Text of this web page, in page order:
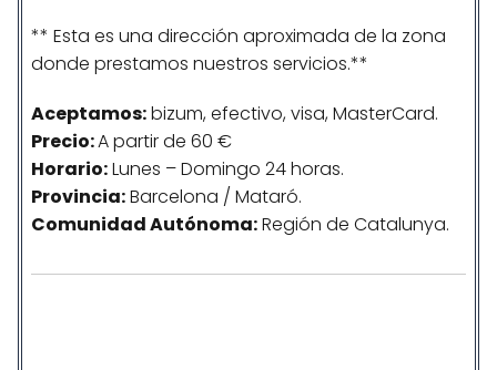
** Esta es una dirección aproximada de la zona
donde prestamos nuestros servicios.**
Aceptamos:bizum, efectivo, visa, MasterCard.
Precio:A partir de 60 €
Horario:Lunes – Domingo 24 horas.
Provincia:Barcelona / Mataró.
ComunidadAutónoma:Región de Catalunya.